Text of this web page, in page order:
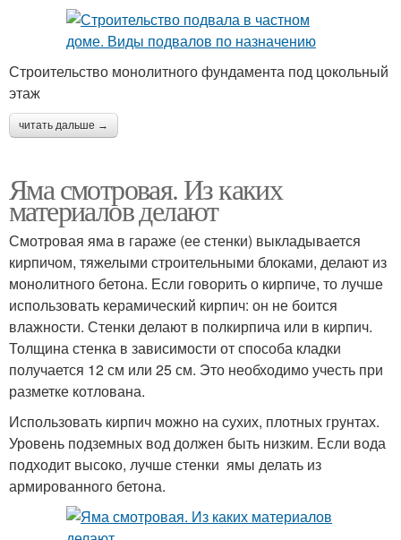
Строительство монолитного фундамента под цокольный
этаж
читать дальше →
Яма смотровая. Из каких
материалов делают
Смотровая яма в гараже (ее стенки) выкладывается
кирпичом, тяжелыми строительными блоками, делают из
монолитного бетона. Если говорить о кирпиче, то лучше
использовать керамический кирпич: он не боится
влажности. Стенки делают в полкирпича или в кирпич.
Толщина стенка в зависимости от способа кладки
получается 12 см или 25 см. Это необходимо учесть при
разметке котлована.
Использовать кирпич можно на сухих, плотных грунтах.
Уровень подземных вод должен быть низким. Если вода
подходит высоко, лучше стенки ямы делать из
армированного бетона.